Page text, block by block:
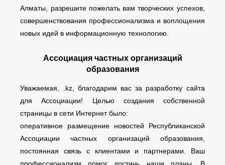
Алматы, разрешите пожелать вам творческих успехов,
совершенствования профессионализма и воплощения
новых идей в информационную технологию.
Ассоциация частных организаций
образования
Уважаемая, .kz, благодарим вас за разработку сайта
для Ассоциации! Целью создания собственной
страницы в сети Интернет было:
оперативное размещение новостей Республиканской
Ассоциации частных организаций образования,
постоянная связь с клиентами и партнерами. Ваш